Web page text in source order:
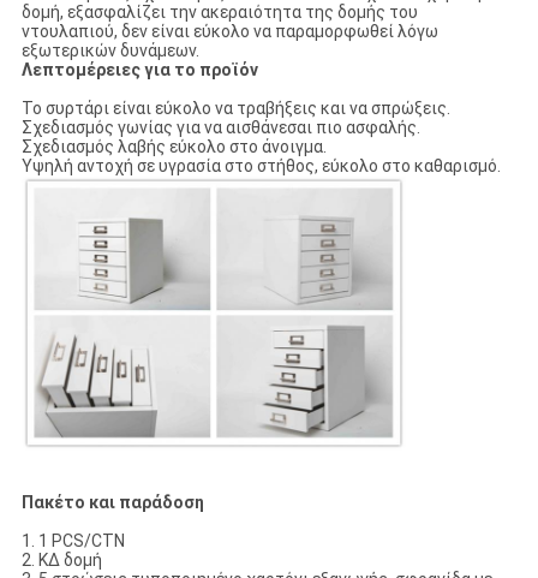
δομή, εξασφαλίζει την ακεραιότητα της δομής του
ντουλαπιού, δεν είναι εύκολο να παραμορφωθεί λόγω
εξωτερικών δυνάμεων.
Λεπτομέρειες για το προϊόν
Το συρτάρι είναι εύκολο να τραβήξεις και να σπρώξεις.
Σχεδιασμός γωνίας για να αισθάνεσαι πιο ασφαλής.
Σχεδιασμός λαβής εύκολο στο άνοιγμα.
Υψηλή αντοχή σε υγρασία στο στήθος, εύκολο στο καθαρισμό.
Πακέτο και παράδοση
1. 1 PCS/CTN
2. ΚΔ δομή